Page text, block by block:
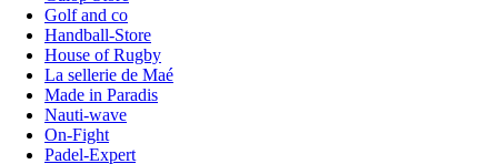
Golf and co
Handball-Store
House of Rugby
La sellerie de Maé
Made in Paradis
Nauti-wave
On-Fight
Padel-Expert